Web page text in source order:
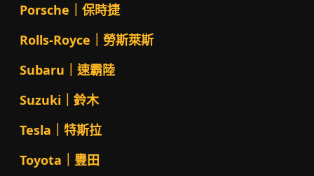
Porsche｜保時捷
Rolls-Royce｜勞斯萊斯
Subaru｜速霸陸
Suzuki｜鈴木
Tesla｜特斯拉
Toyota｜豐田